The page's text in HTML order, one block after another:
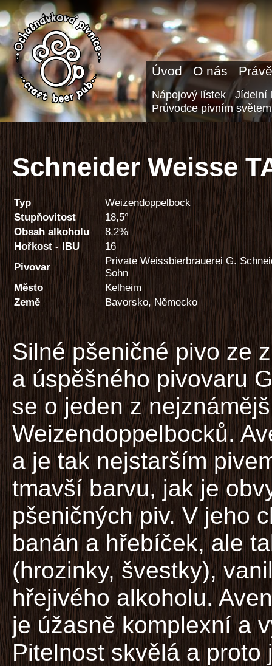
Úvod O nás
Nápojový lístek
Jídelní
Průvodce pivním světem
Schneider Weisse
Typ
Weizendoppelbock
Stupňovitost
18,5°
Obsah alkoholu
8,2%
Hořkost - IBU
16
Pivovar
Private Weissbierbrauerei G.
Sohn
Město
Kelheim
Země
Bavorsko, Německo
Silné pšeničné pivo ze
a úspěšného pivovaru
se o jeden z
Weizendoppelbocků.
a je tak nejstarším
tmavší barvu, jak je
pšeničných piv. V jeho
banán a hřebíček, ale
(hrozinky, švestky),
hřejivého alkoholu.
je úžasně komplexní a
Pitelnost skvělá a